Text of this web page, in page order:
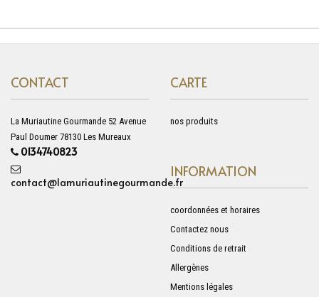
CONTACT
La Muriautine Gourmande 52 Avenue
Paul Doumer 78130 Les Mureaux
0134740823
contact@lamuriautinegourmande.fr
CARTE
nos produits
INFORMATION
coordonnées et horaires
Contactez nous
Conditions de retrait
Allergènes
Mentions légales